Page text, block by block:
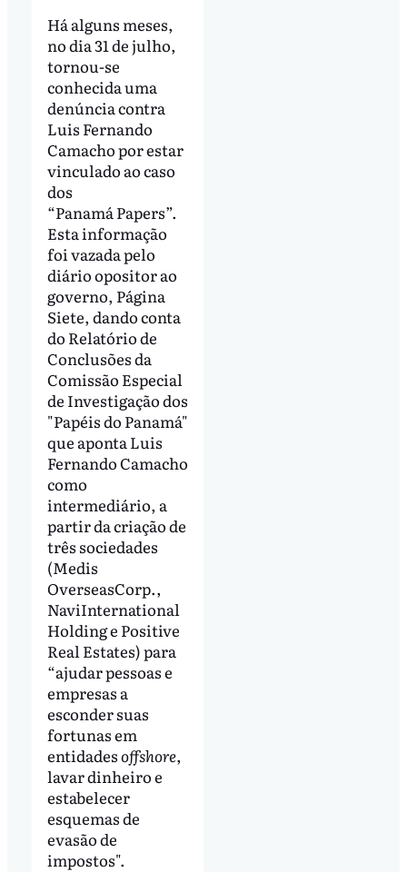
Há alguns meses,
no dia 31 de julho,
tornou-se
conhecida uma
denúncia contra
Luis Fernando
Camacho por estar
vinculado ao caso
dos
“Panamá Papers”.
Esta informação
foi vazada pelo
diário opositor ao
governo, Página
Siete, dando conta
do Relatório de
Conclusões da
Comissão Especial
de Investigação dos
"Papéis do Panamá"
que aponta Luis
Fernando Camacho
como
intermediário, a
partir da criação de
três sociedades
(Medis
OverseasCorp.,
NaviInternational
Holding e Positive
Real Estates) para
“ajudar pessoas e
empresas a
esconder suas
fortunas em
entidadesoffshore,
lavar dinheiro e
estabelecer
esquemas de
evasão de
impostos".